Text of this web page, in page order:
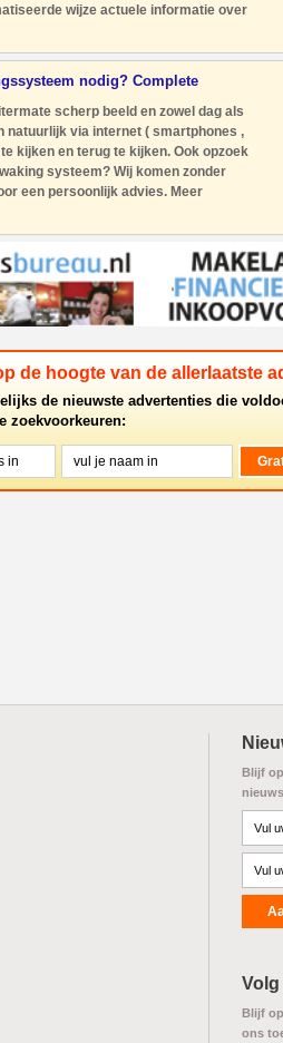
wijze actuele informatie over
nodig? Complete
scherp beeld en zowel dag als
natuurlijk via internet ( smartphones ,
kijken en terug te kijken. Ook opzoek
systeem? Wij komen zonder
een persoonlijk advies. Meer
de hoogte van de allerlaatste
de nieuwste advertenties die
zoekvoorkeuren:
Blijf
Blijf
ons